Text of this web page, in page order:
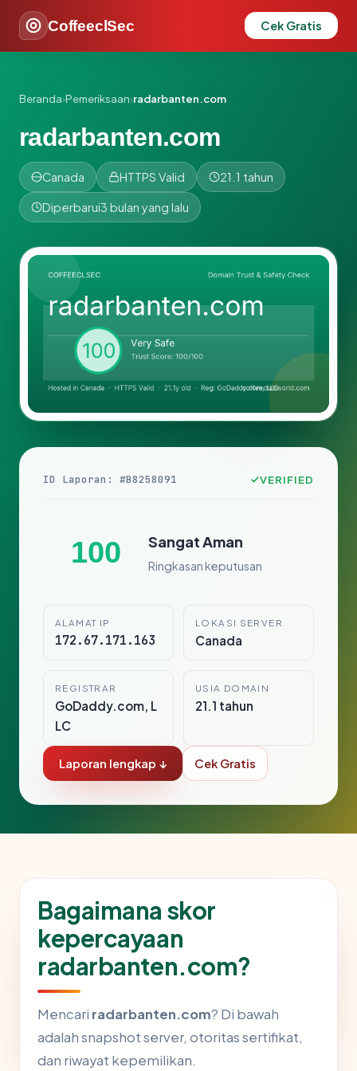
CoffeeclSec Cek Gratis
Beranda›Pemeriksaan›radarbanten.com
radarbanten.com
Canada HTTPS Valid 21.1 tahun
Diperbarui3 bulan yang lalu
ID Laporan: #B8258091 VERIFIED
100 Sangat Aman
Ringkasan keputusan
ALAMAT IP
172.67.171.163
LOKASI SERVER
Canada
REGISTRAR
GoDaddy.com, L
LC
USIA DOMAIN
21.1 tahun
Laporan lengkap ↓ Cek Gratis
Bagaimana skor
kepercayaan
radarbanten.com?
Mencari radarbanten.com? Di bawah
adalah snapshot server, otoritas sertifikat,
dan riwayat kepemilikan.